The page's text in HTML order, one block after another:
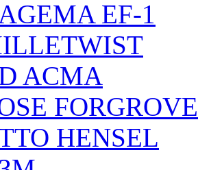
EF-1
ACMA
FORGROVE
HENSEL